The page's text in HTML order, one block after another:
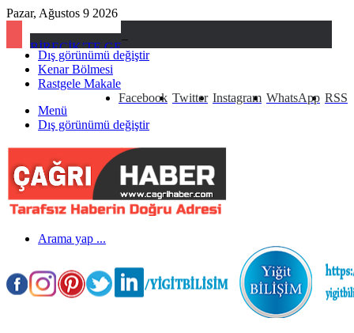
Pazar, Ağustos 9 2026
BİRECİK’TE GERİ MANEVRA KAZASI: SÜRÜCÜ ÇARPTIĞI ARACA BAKMADAN KAÇTI
Dış görünümü değiştir
Kenar Bölmesi
Rastgele Makale
RSS
WhatsApp
Instagram
Twitter
Facebook
Menü
Dış görünümü değiştir
Arama yap ...